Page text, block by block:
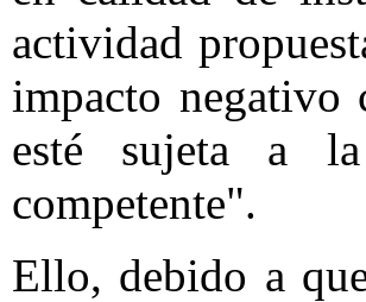
actividad
impacto negativo
esté sujeta a
competente".
Ello, debido a